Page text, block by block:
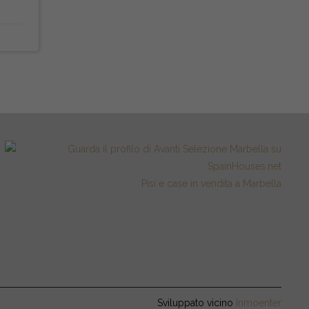
Pisi e case in vendita a Marbella
Sviluppato vicino Inmoenter